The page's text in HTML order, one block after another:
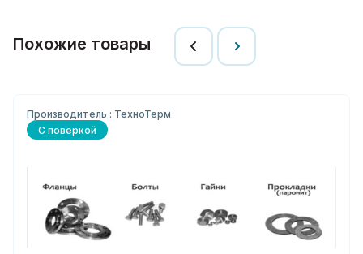
Похожие товары
Производитель : ТехноТерм
С поверкой